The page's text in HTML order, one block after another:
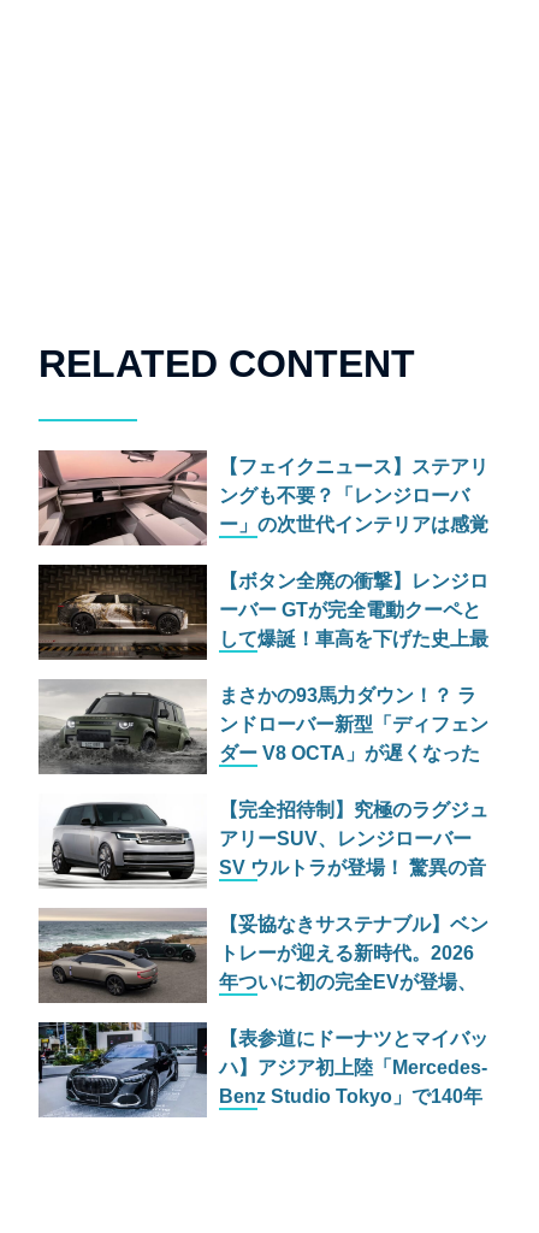
RELATED CONTENT
【フェイクニュース】ステアリ
ングも不要？「レンジローバ
ー」の次世代インテリアは感覚
ズムへ
【ボタン全廃の衝撃】レンジロ
ーバー GTが完全電動クーペと
して爆誕！車高を下げた史上最
まさかの93馬力ダウン！？ ラ
ンドローバー新型「ディフェン
ダー V8 OCTA」が遅くなった
【完全招待制】究極のラグジュ
アリーSUV、レンジローバー
SV ウルトラが登場！ 驚異の音
【妥協なきサステナブル】ベン
トレーが迎える新時代。2026
年ついに初の完全EVが登場、
【表参道にドーナツとマイバッ
ハ】アジア初上陸「Mercedes-
Benz Studio Tokyo」で140年